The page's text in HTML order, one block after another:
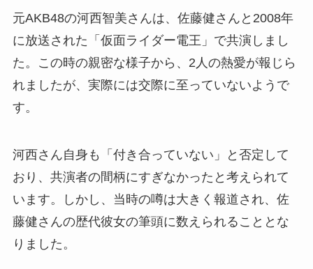
元AKB48の河西智美さんは、佐藤健さんと2008年
に放送された「仮面ライダー電王」で共演しまし
た。この時の親密な様子から、2人の熱愛が報じら
れましたが、実際には交際に至っていないようで
す。
河西さん自身も「付き合っていない」と否定して
おり、共演者の間柄にすぎなかったと考えられて
います。しかし、当時の噂は大きく報道され、佐
藤健さんの歴代彼女の筆頭に数えられることとな
りました。